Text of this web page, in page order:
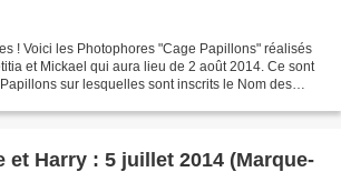
! Voici les Photophores "Cage Papillons" réalisés
et Mickael qui aura lieu de 2 août 2014. Ce sont
sur lesquelles sont inscrits le Nom des
et Harry : 5 juillet 2014 (Marque-